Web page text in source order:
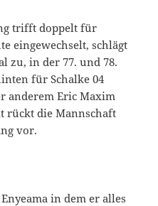
trifft doppelt für
eingewechselt, schlägt
zu, in der 77. und 78.
für Schalke 04
anderem Eric Maxim
rückt die Mannschaft
vor.
in dem er alles